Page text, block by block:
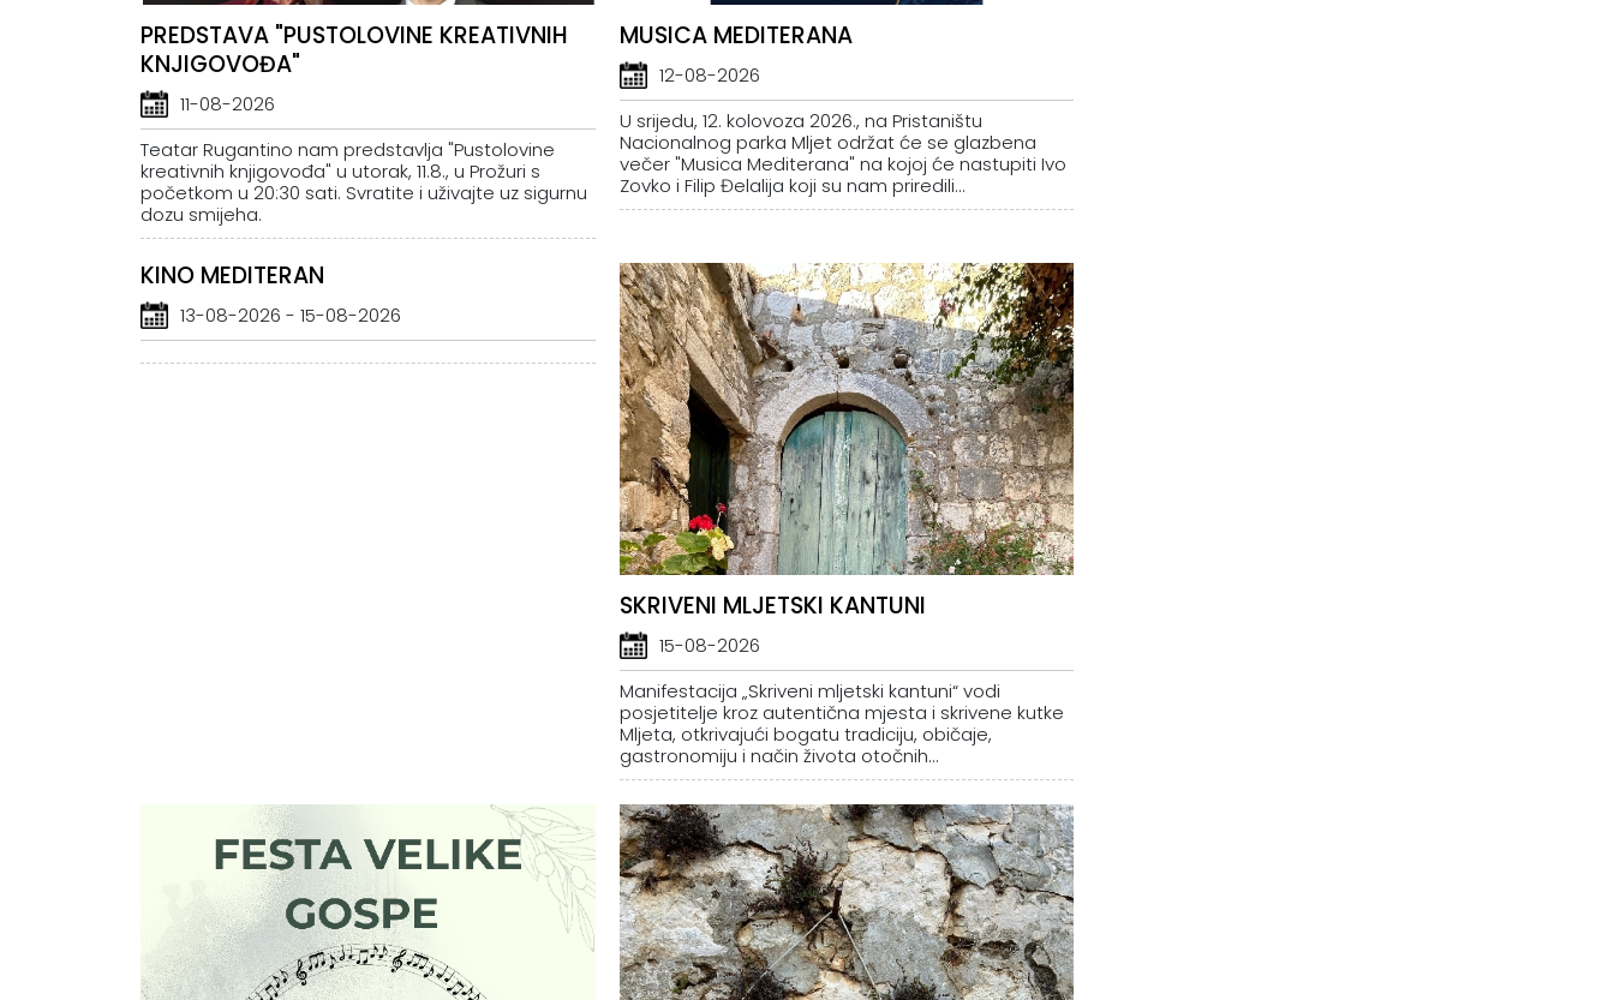
PREDSTAVA "PUSTOLOVINE KREATIVNIH
KNJIGOVOĐA"
11-08-2026
Teatar Rugantino nam predstavlja "Pustolovine
kreativnih knjigovođa" u utorak, 11.8., u Prožuri s
početkom u 20:30 sati. Svratite i uživajte uz sigurnu
dozu smijeha.
MUSICA MEDITERANA
12-08-2026
U srijedu, 12. kolovoza 2026., na Pristaništu
Nacionalnog parka Mljet održat će se glazbena
večer "Musica Mediterana" na kojoj će nastupiti Ivo
Zovko i Filip Đelalija koji su nam priredili...
KINO MEDITERAN
13-08-2026 - 15-08-2026
SKRIVENI MLJETSKI KANTUNI
15-08-2026
Manifestacija „Skriveni mljetski kantuni“ vodi
posjetitelje kroz autentična mjesta i skrivene kutke
Mljeta, otkrivajući bogatu tradiciju, običaje,
gastronomiju i način života otočnih...